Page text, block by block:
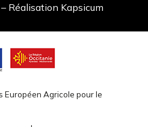
– Réalisation Kapsicum
Européen Agricole pour le